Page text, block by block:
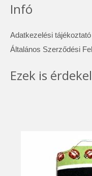
Infó
Adatkezelési tájékoztató
Általános Szerződési
Ezek is